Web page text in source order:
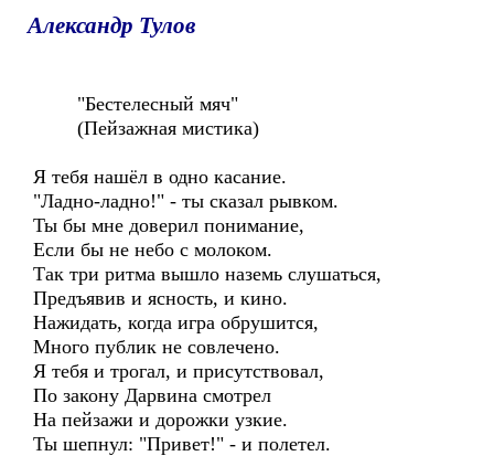
Александр Тулов
"Бестелесный мяч"
(Пейзажная мистика)
Я тебя нашёл в одно касание.
"Ладно-ладно!" - ты сказал рывком.
Ты бы мне доверил понимание,
Если бы не небо с молоком.
Так три ритма вышло наземь слушаться,
Предъявив и ясность, и кино.
Нажидать, когда игра обрушится,
Много публик не совлечено.
Я тебя и трогал, и присутствовал,
По закону Дарвина смотрел
На пейзажи и дорожки узкие.
Ты шепнул: "Привет!" - и полетел.